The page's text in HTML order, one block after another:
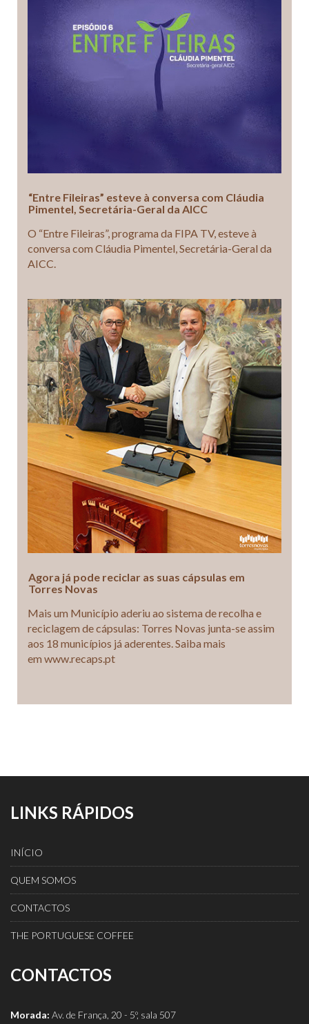
“Entre Fileiras” esteve à conversa com Cláudia
Pimentel, Secretária-Geral da AICC
O “Entre Fileiras”, programa da FIPA TV, esteve à
conversa com Cláudia Pimentel, Secretária-Geral da
AICC.
Agora já pode reciclar as suas cápsulas em
Torres Novas
Mais um Município aderiu ao sistema de recolha e
reciclagem de cápsulas: Torres Novas junta-se assim
aos 18 municípios já aderentes. Saiba mais
em www.recaps.pt
LINKS RÁPIDOS
INÍCIO
QUEM SOMOS
CONTACTOS
THE PORTUGUESE COFFEE
CONTACTOS
Morada: Av. de França, 20 - 5º, sala 507